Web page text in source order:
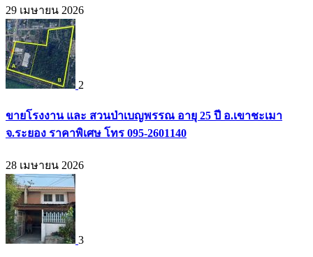
29 เมษายน 2026
2
ขายโรงงาน และ สวนป่าเบญพรรณ อายุ 25 ปี อ.เขาชะเมา
จ.ระยอง ราคาพิเศษ โทร 095-2601140
28 เมษายน 2026
3